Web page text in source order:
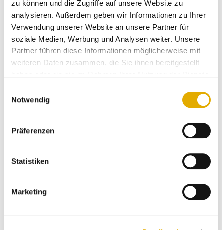
zu können und die Zugriffe auf unsere Website zu
analysieren. Außerdem geben wir Informationen zu Ihrer
Verwendung unserer Website an unsere Partner für
soziale Medien, Werbung und Analysen weiter. Unsere
Partner führen diese Informationen möglicherweise mit
weiteren Daten zusammen, die Sie ihnen bereitgestellt
Notwendig
Präferenzen
Statistiken
Marketing
pünktliche Lieferung und bietet sogar ein eigenes
Mietmobil.
Alles abgerundet durch die persönliche individuelle
Beratung eines Teams, das sich bei Möbel-Schau
selbst „Willkommen Daheim“ fühlt. Man ahnt schon,
Service-Check Siegels 2022 fand am Dienstag, 23.
August in Offenburg statt. Die lokale Presse war vor
Kundenorientierung spiegelt sich in begeisterten
Diese Kundenorientierung und Begeisterung der